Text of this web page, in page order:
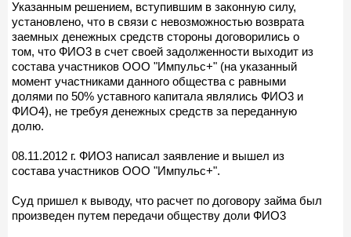
Указанным решением, вступившим в законную силу,
установлено, что в связи с невозможностью возврата
заемных денежных средств стороны договорились о
том, что ФИО3 в счет своей задолженности выходит из
состава участников ООО "Импульс+" (на указанный
момент участниками данного общества с равными
долями по 50% уставного капитала являлись ФИО3 и
ФИО4), не требуя денежных средств за переданную
долю.
08.11.2012 г. ФИО3 написал заявление и вышел из
состава участников ООО "Импульс+".
Суд пришел к выводу, что расчет по договору займа был
произведен путем передачи обществу доли ФИО3